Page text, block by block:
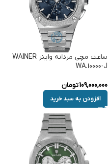
ساعت مچی مردانه واینر WAINER
WA.10000-J
109,000,000تومان
افزودن به سبد خرید